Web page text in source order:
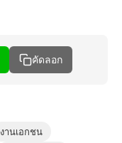
คัดลอก
งานเอกชน